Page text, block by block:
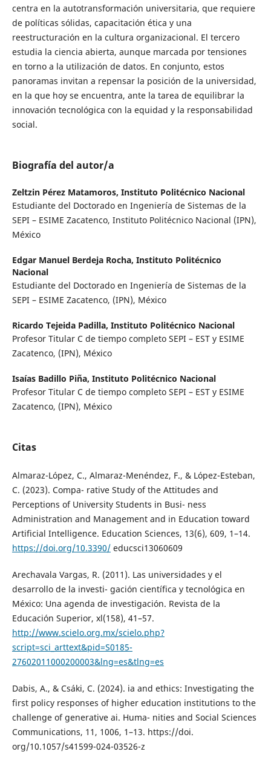
centra en la autotransformación universitaria, que requiere
de políticas sólidas, capacitación ética y una
reestructuración en la cultura organizacional. El tercero
estudia la ciencia abierta, aunque marcada por tensiones
en torno a la utilización de datos. En conjunto, estos
panoramas invitan a repensar la posición de la universidad,
en la que hoy se encuentra, ante la tarea de equilibrar la
innovación tecnológica con la equidad y la responsabilidad
social.
Biografía del autor/a
Zeltzin Pérez Matamoros, Instituto Politécnico Nacional
Estudiante del Doctorado en Ingeniería de Sistemas de la
SEPI – ESIME Zacatenco, Instituto Politécnico Nacional (IPN),
México
Edgar Manuel Berdeja Rocha, Instituto Politécnico
Nacional
Estudiante del Doctorado en Ingeniería de Sistemas de la
SEPI – ESIME Zacatenco, (IPN), México
Ricardo Tejeida Padilla, Instituto Politécnico Nacional
Profesor Titular C de tiempo completo SEPI – EST y ESIME
Zacatenco, (IPN), México
Isaías Badillo Piña, Instituto Politécnico Nacional
Profesor Titular C de tiempo completo SEPI – EST y ESIME
Zacatenco, (IPN), México
Citas
Almaraz-López, C., Almaraz-Menéndez, F., & López-Esteban,
C. (2023). Compa- rative Study of the Attitudes and
Perceptions of University Students in Busi- ness
Administration and Management and in Education toward
Artificial Intelligence. Education Sciences, 13(6), 609, 1–14.
https://doi.org/10.3390/educsci13060609
Arechavala Vargas, R. (2011). Las universidades y el
desarrollo de la investi- gación científica y tecnológica en
México: Una agenda de investigación. Revista de la
Educación Superior, xl(158), 41–57.
http://www.scielo.org.mx/scielo.php?
script=sci_arttext&pid=S0185-
27602011000200003&lng=es&tlng=es
Dabis, A., & Csáki, C. (2024). ia and ethics: Investigating the
first policy responses of higher education institutions to the
challenge of generative ai. Huma- nities and Social Sciences
Communications, 11, 1006, 1–13. https://doi.
org/10.1057/s41599-024-03526-z